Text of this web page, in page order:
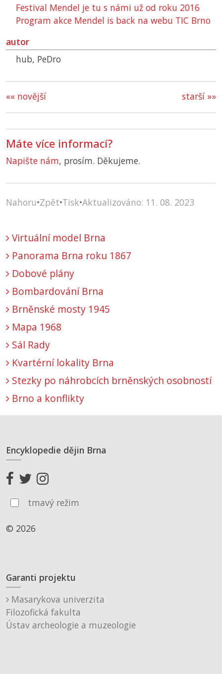
Festival Mendel je tu s námi už od roku 2016
Program akce Mendel is back na webu TIC Brno
autor
hub, PeDro
starší »»
«« novější
Máte více informací?
Napište nám, prosím. Děkujeme.
Nahoru•Zpět•Tisk•Aktualizováno: 11. 08. 2023
Virtuální model Brna
Panorama Brna roku 1867
Dobové plány
Bombardování Brna
Brněnské mosty 1945
Mapa 1968
Sál Rady
Kvartérní lokality Brna
Stezky po náhrobcích brněnských osobností
Brno a konflikty
Encyklopedie dějin Brna
tmavý režim
© 2026
Garanti projektu
Masarykova univerzita
Filozofická fakulta
Ústav archeologie a muzeologie